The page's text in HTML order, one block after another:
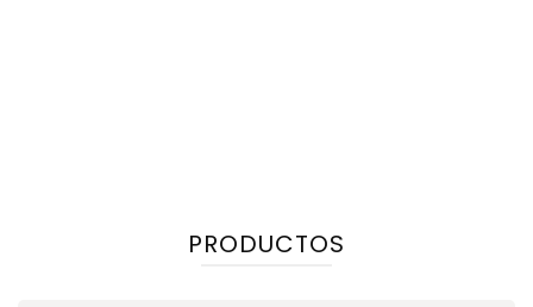
PRODUCTOS